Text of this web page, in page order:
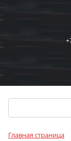
Главная страница